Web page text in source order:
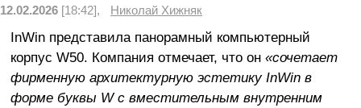
12.02.2026 [18:42], Николай Хижняк
InWin представила панорамный компьютерный
корпус W50. Компания отмечает, что он «сочетает
фирменную архитектурную эстетику InWin в
форме буквы W с вместительным внутренним